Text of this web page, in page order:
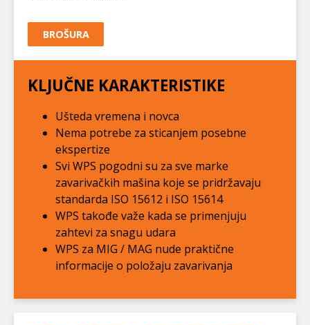
BROŠURA
KLJUČNE KARAKTERISTIKE
Ušteda vremena i novca
Nema potrebe za sticanjem posebne
ekspertize
Svi WPS pogodni su za sve marke
zavarivačkih mašina koje se pridržavaju
standarda ISO 15612 i ISO 15614
WPS takođe važe kada se primenjuju
zahtevi za snagu udara
WPS za MIG / MAG nude praktične
informacije o položaju zavarivanja